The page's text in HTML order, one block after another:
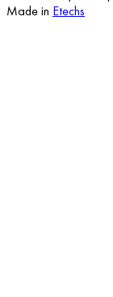
Made in Etechs